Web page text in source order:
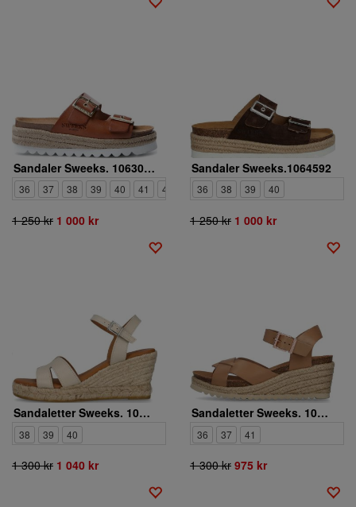
Sandaler Sweeks. 1063029
36 37 38 39 40 41 42
1 250 kr 1 000 kr
Sandaler Sweeks.1064592
36 38 39 40
1 250 kr 1 000 kr
Sandaletter Sweeks. 1053951
38 39 40
1 300 kr 1 040 kr
Sandaletter Sweeks. 1053891
36 37 41
1 300 kr 975 kr